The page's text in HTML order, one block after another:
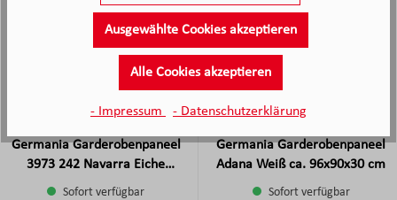
Germania Garderobenpaneel
3973 242 Navarra Eiche
Nb./weiß
Sofort verfügbar
Germania Garderobenpaneel
Adana Weiß ca. 96x90x30 cm
Sofort verfügbar
Ausgewählte Cookies akzeptieren
Alle Cookies akzeptieren
- Impressum - Datenschutzerklärung